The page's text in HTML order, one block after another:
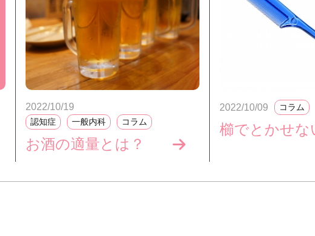
2022/10/19
認知症 一般内科 コラム
お酒の適量とは？
2022/10/09 コラム